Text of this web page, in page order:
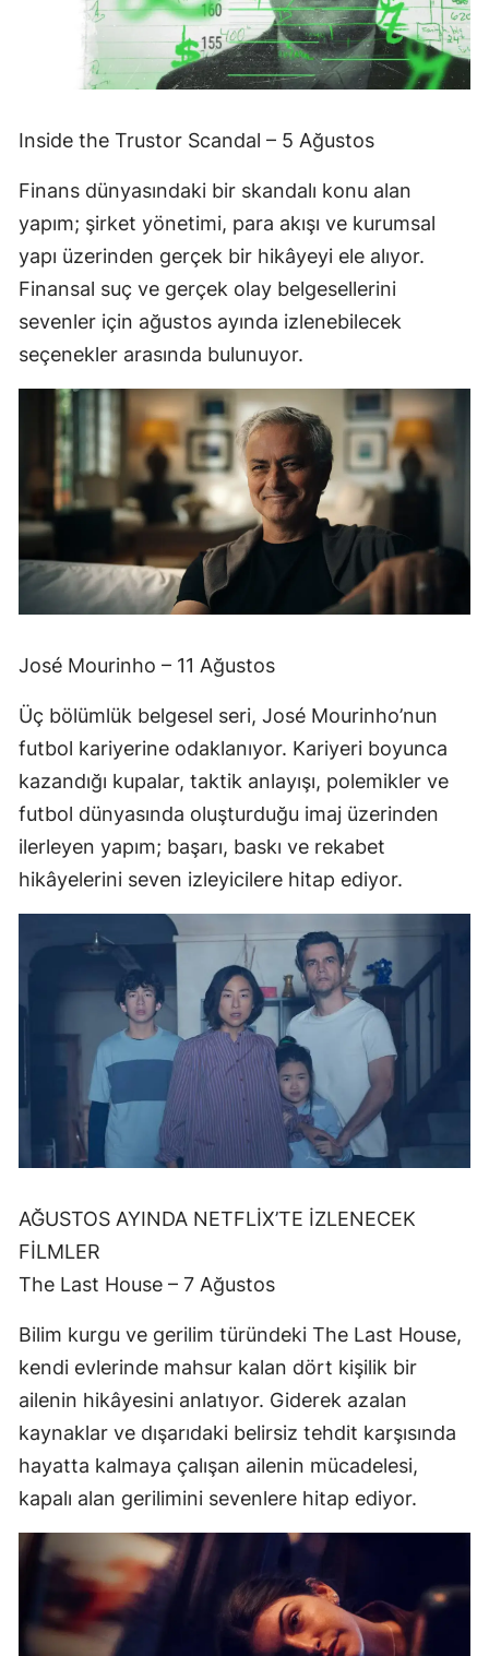
Inside the Trustor Scandal – 5 Ağustos
Finans dünyasındaki bir skandalı konu alan
yapım; şirket yönetimi, para akışı ve kurumsal
yapı üzerinden gerçek bir hikâyeyi ele alıyor.
Finansal suç ve gerçek olay belgesellerini
sevenler için ağustos ayında izlenebilecek
seçenekler arasında bulunuyor.
José Mourinho – 11 Ağustos
Üç bölümlük belgesel seri, José Mourinho’nun
futbol kariyerine odaklanıyor. Kariyeri boyunca
kazandığı kupalar, taktik anlayışı, polemikler ve
futbol dünyasında oluşturduğu imaj üzerinden
ilerleyen yapım; başarı, baskı ve rekabet
hikâyelerini seven izleyicilere hitap ediyor.
AĞUSTOS AYINDA NETFLİX’TE İZLENECEK
FİLMLER
The Last House – 7 Ağustos
Bilim kurgu ve gerilim türündeki The Last House,
kendi evlerinde mahsur kalan dört kişilik bir
ailenin hikâyesini anlatıyor. Giderek azalan
kaynaklar ve dışarıdaki belirsiz tehdit karşısında
hayatta kalmaya çalışan ailenin mücadelesi,
kapalı alan gerilimini sevenlere hitap ediyor.